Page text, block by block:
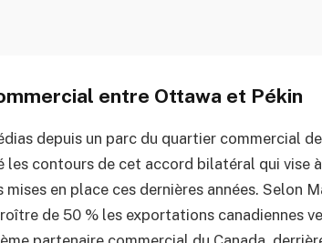
entre Ottawa et Pékin
depuis un parc du quartier commercial
les contours de cet accord bilatéral qui vise
en place ces dernières années. Selon
de 50 % les exportations canadiennes